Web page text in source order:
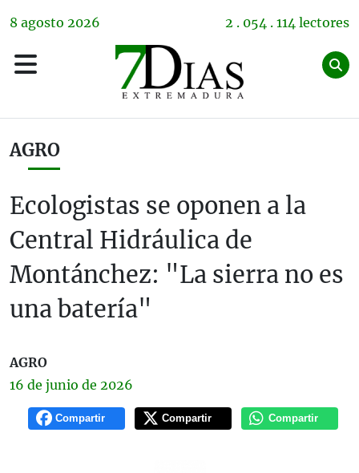
8 agosto 2026 2 . 054 . 114 lectores
AGRO
Ecologistas se oponen a la
Central Hidráulica de
Montánchez: "La sierra no es
una batería"
AGRO
16 de junio de 2026
Compartir Compartir Compartir